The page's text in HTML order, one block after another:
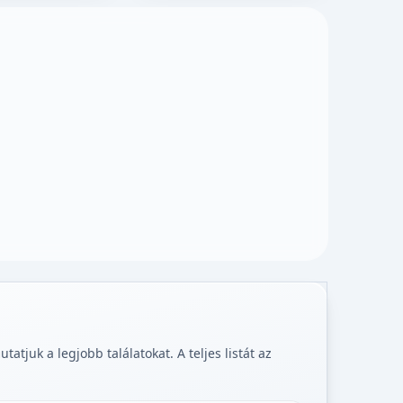
a legjobb találatokat. A teljes listát az